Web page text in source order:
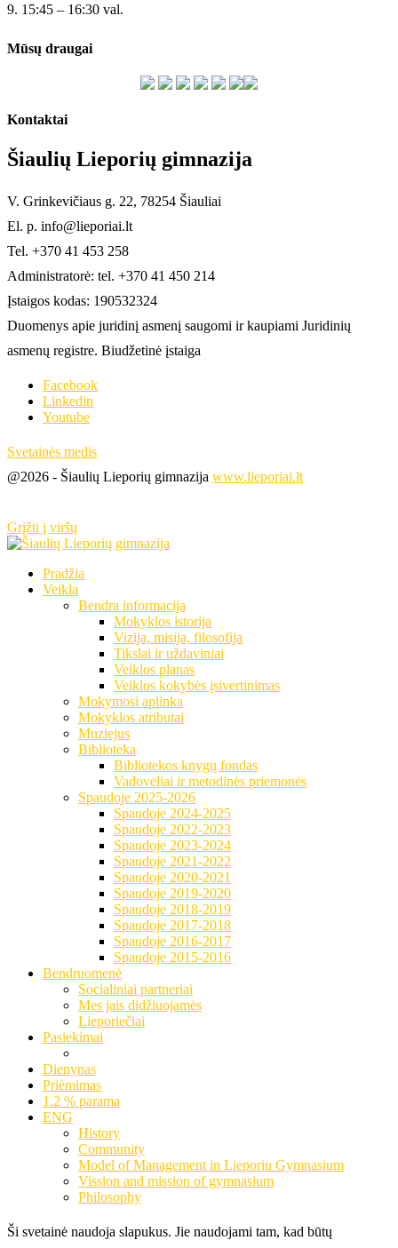
9. 15:45 – 16:30 val.
Mūsų draugai
Kontaktai
Šiaulių Lieporių gimnazija
V. Grinkevičiaus g. 22, 78254 Šiauliai
El. p. info@lieporiai.lt
Tel. +370 41 453 258
Administratorė: tel. +370 41 450 214
Įstaigos kodas: 190532324
Duomenys apie juridinį asmenį saugomi ir kaupiami Juridinių
asmenų registre. Biudžetinė įstaiga
Facebook
Linkedin
Youtube
Svetainės medis
@2026 - Šiaulių Lieporių gimnazija www.lieporiai.lt
Grįžti į viršų
Pradžia
Veikla
Bendra informacija
Mokyklos istorija
Vizija, misija, filosofija
Tikslai ir uždaviniai
Veiklos planas
Veiklos kokybės įsivertinimas
Mokymosi aplinka
Mokyklos atributai
Muziejus
Biblioteka
Bibliotekos knygų fondas
Vadovėliai ir metodinės priemonės
Spaudoje 2025-2026
Spaudoje 2024-2025
Spaudoje 2022-2023
Spaudoje 2023-2024
Spaudoje 2021-2022
Spaudoje 2020-2021
Spaudoje 2019-2020
Spaudoje 2018-2019
Spaudoje 2017-2018
Spaudoje 2016-2017
Spaudoje 2015-2016
Bendruomenė
Socialiniai partneriai
Mes jais didžiuojamės
Lieporiečiai
Pasiekimai
Dienynas
Priėmimas
1.2 % parama
ENG
History
Community
Model of Management in Lieporiu Gymnasium
Vission and mission of gymnasium
Philosophy
Ši svetainė naudoja slapukus. Jie naudojami tam, kad būtų